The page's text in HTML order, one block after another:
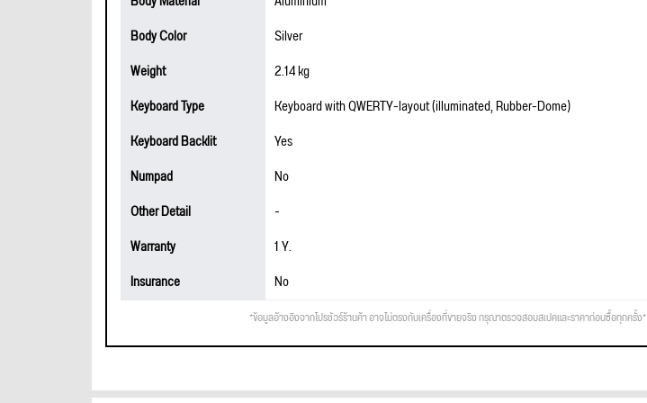
Body Color
Silver
Weight
2.14 kg
Keyboard Type
Keyboard with QWERTY-layout (illuminated, Rubber-Dome)
Keyboard Backlit
Yes
Numpad
No
Other Detail
-
Warranty
1 Y.
Insurance
No
*ข้อมูลอ้างอิงจากโปรชัวร์ร้านค้า อาจไม่ตรงกับเครื่องที่ขายจริง กรุณาตรวจสอบสเปคและราคาก่อนซื้อทุกครั้ง*